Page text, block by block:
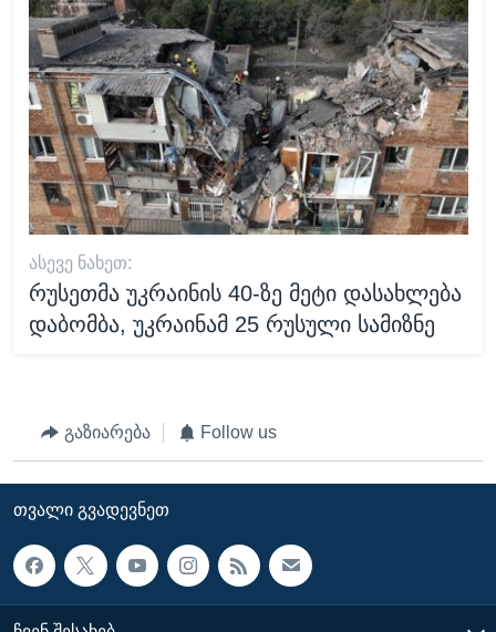
ᲐᲡᲔᲕᲔ ᲜᲐᲮᲔᲗ:
რუსეთმა უკრაინის 40-ზე მეტი დასახლება
დაბომბა, უკრაინამ 25 რუსული სამიზნე
გაზიარება Follow us
ᲗᲕᲐᲚᲘ ᲒᲕᲐᲓᲔᲕᲜᲔᲗ